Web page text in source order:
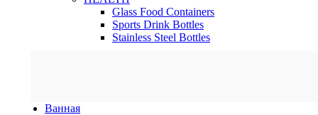
Glass Food Containers
Sports Drink Bottles
Stainless Steel Bottles
Ванная